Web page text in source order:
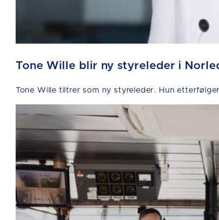
Tone Wille blir ny styreleder i
Tone Wille tiltrer som ny styreleder. Hun